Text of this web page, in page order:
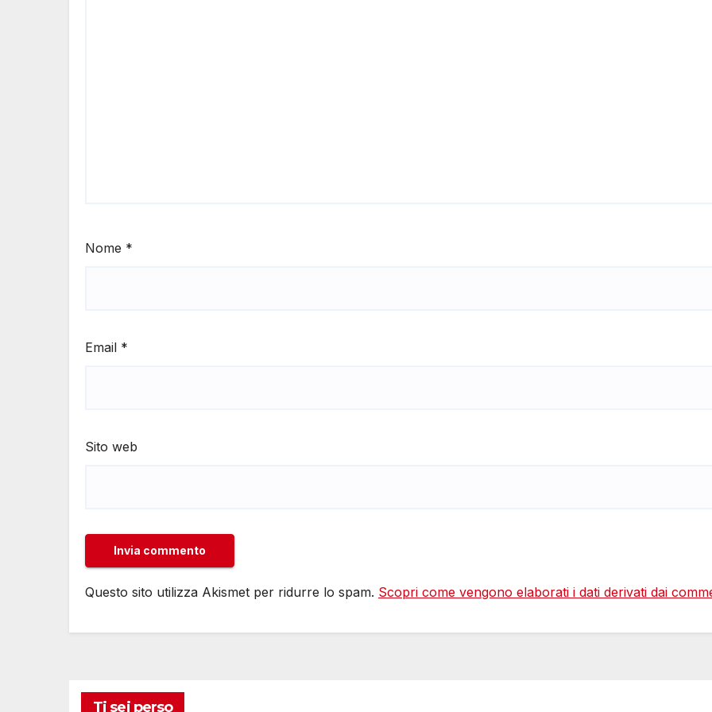
Nome *
Email *
Sito web
Questo sito utilizza Akismet per ridurre lo spam. Scopri come vengono elaborati i dati derivati dai
Ti sei perso